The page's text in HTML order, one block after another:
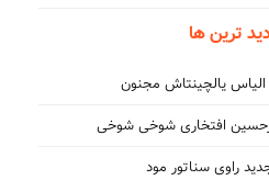
ترین ها
الیاس یالچینتاش مجنون
افتخاری شوخی شوخی
راوی سناتور مود